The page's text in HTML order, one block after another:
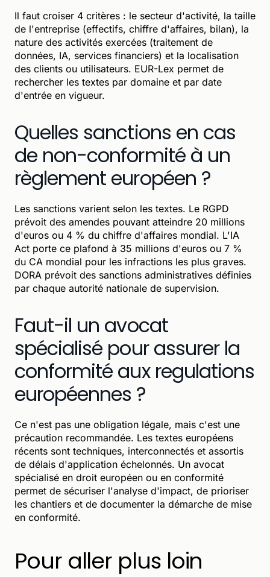
Il faut croiser 4 critères : le secteur d'activité, la taille
de l'entreprise (effectifs, chiffre d'affaires, bilan), la
nature des activités exercées (traitement de
données, IA, services financiers) et la localisation
des clients ou utilisateurs. EUR-Lex permet de
rechercher les textes par domaine et par date
d'entrée en vigueur.
Quelles sanctions en cas
de non-conformité à un
règlement européen ?
Les sanctions varient selon les textes. Le RGPD
prévoit des amendes pouvant atteindre 20 millions
d'euros ou 4 % du chiffre d'affaires mondial. L'IA
Act porte ce plafond à 35 millions d'euros ou 7 %
du CA mondial pour les infractions les plus graves.
DORA prévoit des sanctions administratives définies
par chaque autorité nationale de supervision.
Faut-il un avocat
spécialisé pour assurer la
conformité aux regulations
européennes ?
Ce n'est pas une obligation légale, mais c'est une
précaution recommandée. Les textes européens
récents sont techniques, interconnectés et assortis
de délais d'application échelonnés. Un avocat
spécialisé en droit européen ou en conformité
permet de sécuriser l'analyse d'impact, de prioriser
les chantiers et de documenter la démarche de mise
en conformité.
Pour aller plus loin